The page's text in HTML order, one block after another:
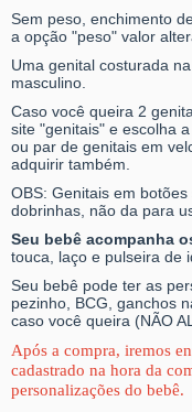
Sem peso, enchimento
a opção "peso" valor
Uma genital costurada
masculino.
Caso você queira 2
site "genitais" e escolha
ou par de genitais em
adquirir também.
OBS: Genitais em
dobrinhas, não da para
Seu bebê acompanha
touca, laço e pulseira de
Seu bebê pode ter as
pezinho, BCG, ganchos
caso você queira (NÃO
Após a compra, iremos
cadastrado na hora da
personalizações do bebê.